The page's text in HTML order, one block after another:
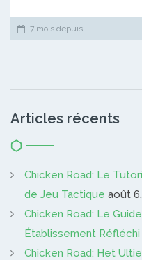
7 mois depuis
Articles récents
Chicken Road: Le
de Jeu Tactique août
Chicken Road: Le
Établissement Réfléchi
Chicken Road: Het